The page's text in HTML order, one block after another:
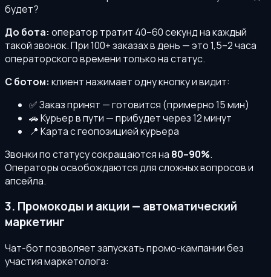
будет?
До бота: оператор тратит 40–60 секунд на каждый
такой звонок. При 100+ заказах в день — это 1,5–2 часа
операторского времени только на статус.
С ботом: клиент нажимает одну кнопку и видит:
✅ Заказ принят — готовится (примерно 15 мин)
🚗 Курьер в пути — прибудет через 12 минут
📍 Карта с геопозицией курьера
Звонки по статусу сокращаются на 80–90%.
Операторы освобождаются для сложных вопросов и
апсейла.
3. Промокоды и акции — автоматический
маркетинг
Чат-бот позволяет запускать промо-кампании без
участия маркетолога: